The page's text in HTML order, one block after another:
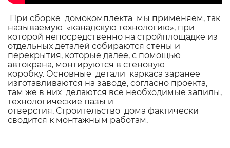
При сборке домокомплекта мы применяем, так
называемую «канадскую технологию», при
которой непосредственно на стройплощадке из
отдельных деталей собираются стены и
перекрытия, которые далее, с помощью
автокрана, монтируются в стеновую
коробку. Основные детали каркаса заранее
изготавливаются на заводе, согласно проекта,
там же в них делаются все необходимые запилы,
технологические пазы и
отверстия. Строительство дома фактически
сводится к монтажным работам.